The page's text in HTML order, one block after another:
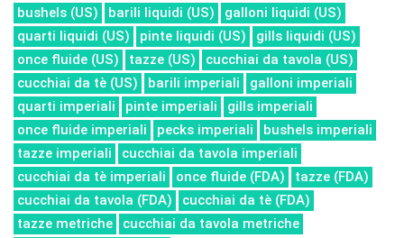
bushels (US)
barili liquidi (US)
galloni liquidi (US)
quarti liquidi (US)
pinte liquidi (US)
gills liquidi (US)
once fluide (US)
tazze (US)
cucchiai da tavola (US)
cucchiai da tè (US)
barili imperiali
galloni imperiali
quarti imperiali
pinte imperiali
gills imperiali
once fluide imperiali
pecks imperiali
bushels imperiali
tazze imperiali
cucchiai da tavola imperiali
cucchiai da tè imperiali
once fluide (FDA)
tazze (FDA)
cucchiai da tavola (FDA)
cucchiai da tè (FDA)
tazze metriche
cucchiai da tavola metriche